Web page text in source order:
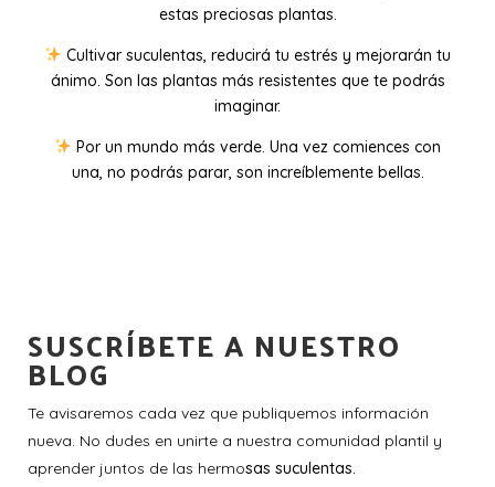
estas preciosas plantas.
Cultivar suculentas, reducirá tu estrés y mejorarán tu
ánimo. Son las plantas más resistentes que te podrás
imaginar.
Por un mundo más verde. Una vez comiences con
una, no podrás parar, son increíblemente bellas.
SUSCRÍBETE A NUESTRO
BLOG
Te avisaremos cada vez que publiquemos información
nueva. No dudes en unirte a nuestra comunidad plantil y
aprender juntos de las hermosas suculentas.